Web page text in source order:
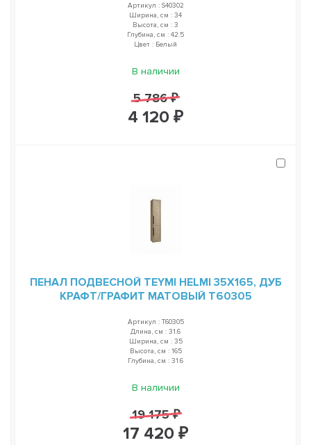
Артикул : S40302
Ширина, см : 34
Высота, см : 3
Глубина, см : 42.5
Цвет : Белый
В наличии
5 786 ₽
4 120 ₽
ПЕНАЛ ПОДВЕСНОЙ TEYMI HELMI 35Х165, ДУБ
КРАФТ/ГРАФИТ МАТОВЫЙ T60305
Артикул : T60305
Длина, см : 31.6
Ширина, см : 35
Высота, см : 165
Глубина, см : 31.6
В наличии
19 175 ₽
17 420 ₽